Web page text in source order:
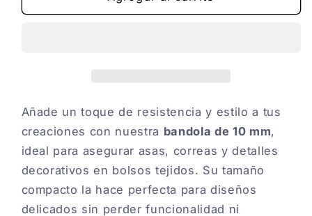
X10MM
X10MM
Añade un toque de resistencia y estilo a tus
creaciones con nuestra bandola de 10 mm,
ideal para asegurar asas, correas y detalles
decorativos en bolsos tejidos. Su tamaño
compacto la hace perfecta para diseños
delicados sin perder funcionalidad ni